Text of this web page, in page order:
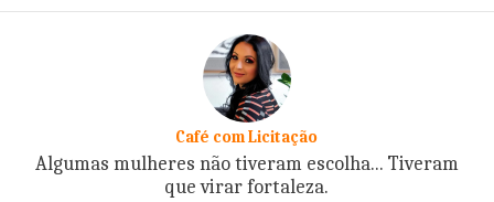
Café com Licitação
Algumas mulheres não tiveram escolha... Tiveram
que virar fortaleza.